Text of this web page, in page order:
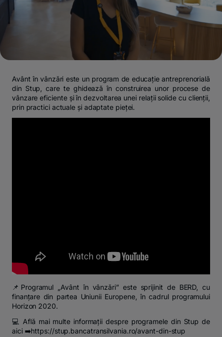
Avânt în vânzări este un program de educație antreprenorială
din Stup, care te ghidează în construirea unor procese de
vânzare eficiente și în dezvoltarea unei relații solide cu clienții,
prin practici actuale și adaptate pieței.
📌Programul „Avânt în vânzări” este sprijinit de BERD, cu
finanțare din partea Uniunii Europene, în cadrul programului
Horizon 2020.
💻 Află mai multe informații despre programele din Stup de
aici ➡️https://stup.bancatransilvania.ro/avant-din-stup